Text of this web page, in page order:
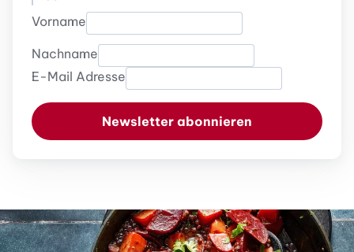
Vorname
Nachname
E-Mail Adresse
Newsletter abonnieren